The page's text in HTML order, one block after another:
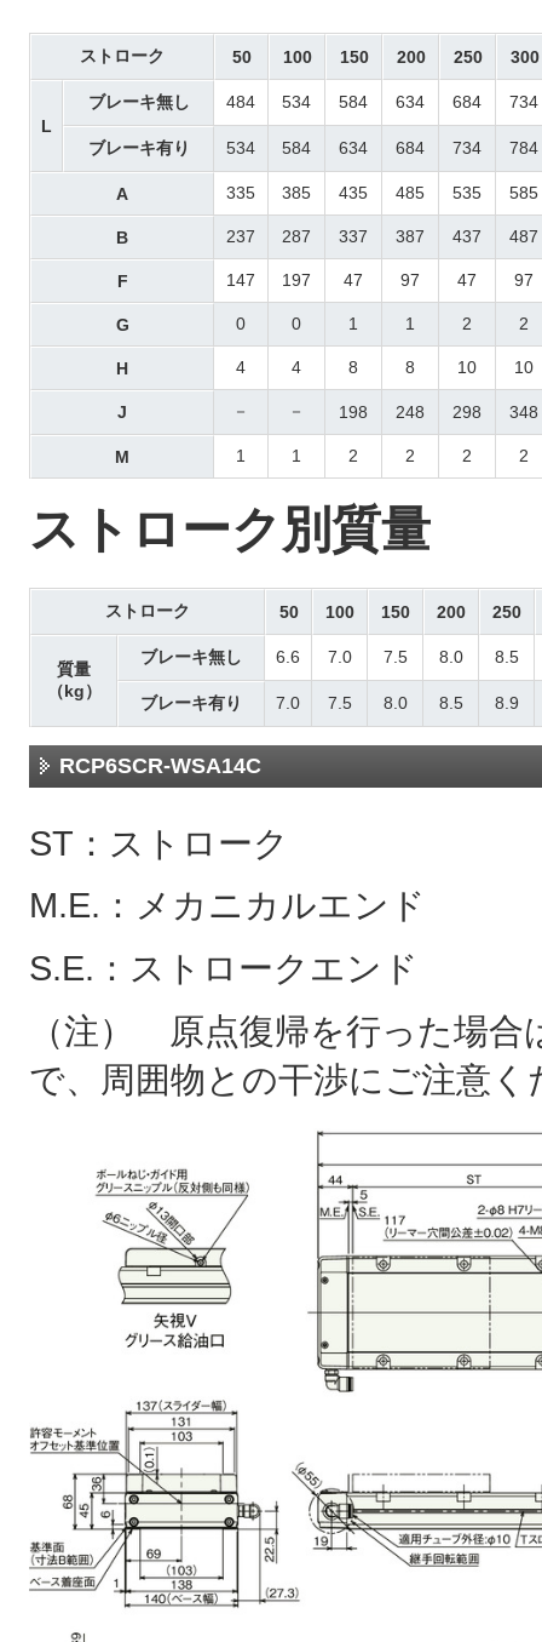
ストローク 50 100 150 200 250 300
L
ブレーキ無し 484 534 584 634 684 734
ブレーキ有り 534 584 634 684 734 784
A 335 385 435 485 535 585
B 237 287 337 387 437 487
F 147 197 47 97 47 97
G 0 0 1 1 2 2
H 4 4 8 8 10 10
J － － 198 248 298 348
M 1 1 2 2 2 2
ストローク別質量
ストローク 50 100 150 200 250
質量
（kg）
ブレーキ無し 6.6 7.0 7.5 8.0 8.5
ブレーキ有り 7.0 7.5 8.0 8.5 8.9
RCP6SCR-WSA14C
ST：ストローク
M.E.：メカニカルエンド
S.E.：ストロークエンド
（注） 原点復帰を行った場
で、周囲物との干渉にご注意く